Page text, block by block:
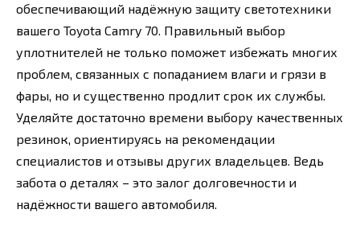
обеспечивающий надёжную защиту светотехники
вашего Toyota Camry 70. Правильный выбор
уплотнителей не только поможет избежать многих
проблем, связанных с попаданием влаги и грязи в
фары, но и существенно продлит срок их службы.
Уделяйте достаточно времени выбору качественных
резинок, ориентируясь на рекомендации
специалистов и отзывы других владельцев. Ведь
забота о деталях – это залог долговечности и
надёжности вашего автомобиля.